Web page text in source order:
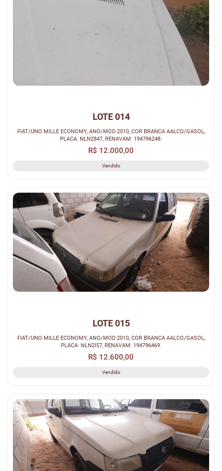
LOTE 014
FIAT/UNO MILLE ECONOMY, ANO/MOD 2010, COR BRANCA AALCO/GASOL,
PLACA: NLN2847, RENAVAM: 194796248.
R$ 12.000,00
Vendido
LOTE 015
FIAT/UNO MILLE ECONOMY, ANO/MOD 2010, COR BRANCA AALCO/GASOL,
PLACA: NLN2I57, RENAVAM: 194796469.
R$ 12.600,00
Vendido